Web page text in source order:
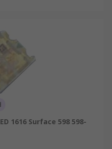
1616 Surface 598 598-